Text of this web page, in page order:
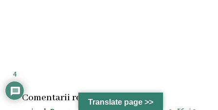
Comentarii recenteTranslate page >>
4